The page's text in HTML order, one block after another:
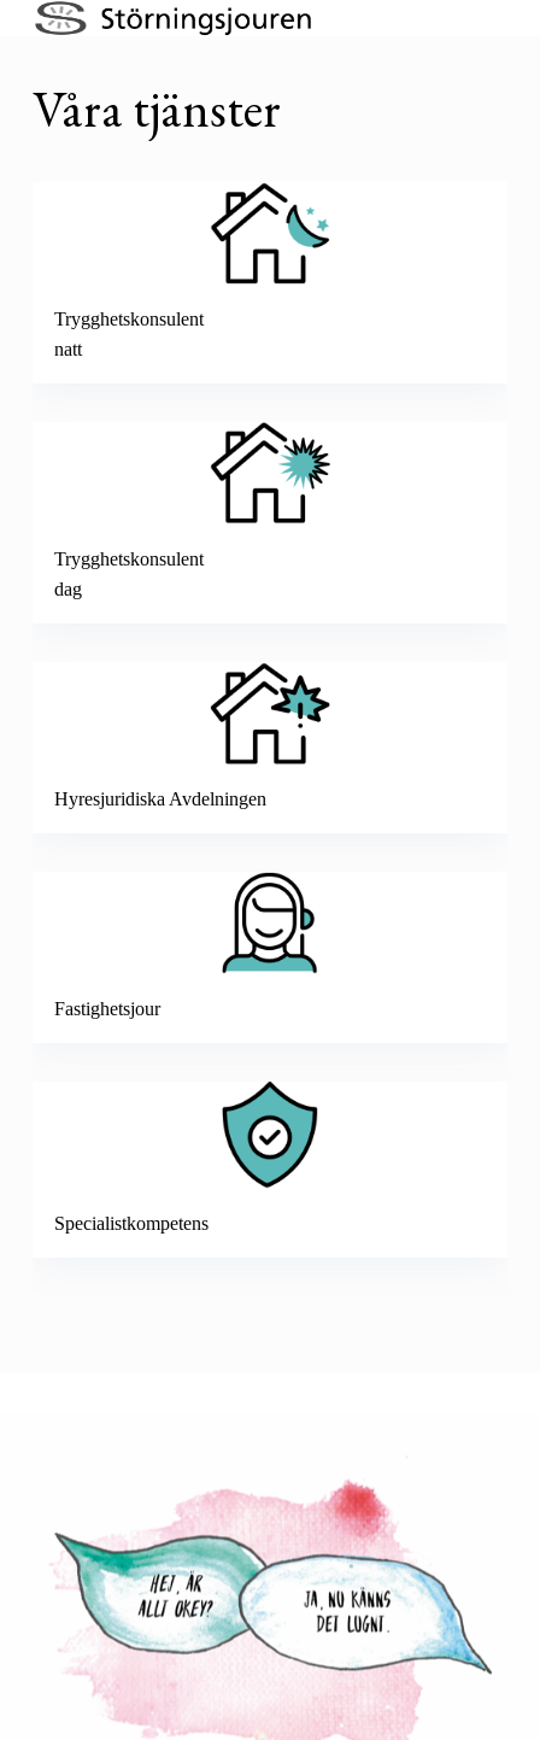
Våra tjänster
Trygghetskonsulent
natt
Trygghetskonsulent
dag
Hyresjuridiska Avdelningen
Fastighetsjour
Specialistkompetens